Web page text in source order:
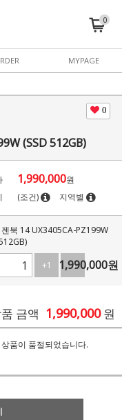
0
MYPAGE
0
(SSD 512GB)
1,990,000원
(조건) 지역별
젠북 14 UX3405CA-PZ199W
+1
-1
1,990,000원
금액 1,990,000 원
상품이 품절되었습니다.